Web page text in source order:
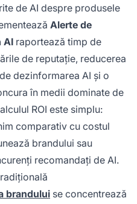
de AI despre produsele
Alerte de
AI raportează timp de
de reputație, reducerea
dezinformarea AI și o
în medii dominate de
ROI este simplu:
comparativ cu costul
brandului sau
recomandați de AI.
brandului se concentrează